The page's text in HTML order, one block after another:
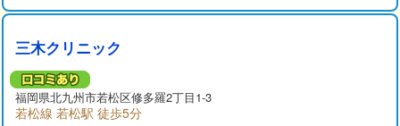
三木クリニック
福岡県北九州市若松区修多羅2丁目1-3
若松線 若松駅 徒歩5分